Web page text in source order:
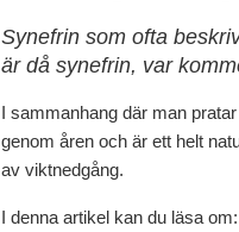
Synefrin som ofta
är då synefrin, var
I sammanhang där man
genom åren och är ett helt
av viktnedgång.
I denna artikel kan du läsa om: